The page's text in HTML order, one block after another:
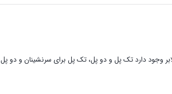
وجود دارد تک پل و دو پل، تک پل برای سرنشینان و دو پل